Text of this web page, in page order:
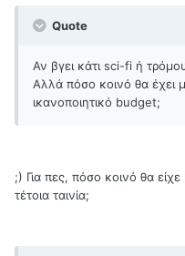
Quote
Αν βγει κάτι sci-fi ή
Αλλά πόσο κοινό θα έχει
ικανοποιητικό budget;
;) Για πες, πόσο κοινό θα
τέτοια ταινία;